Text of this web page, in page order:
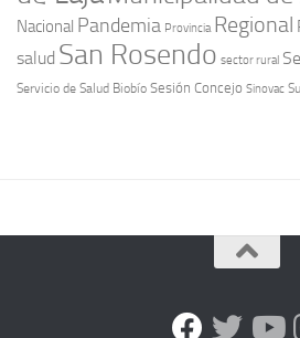
Nacional Pandemia Provincia Regional
salud San Rosendo sector rural
Servicio de Salud Biobío Sesión Concejo Sinovac